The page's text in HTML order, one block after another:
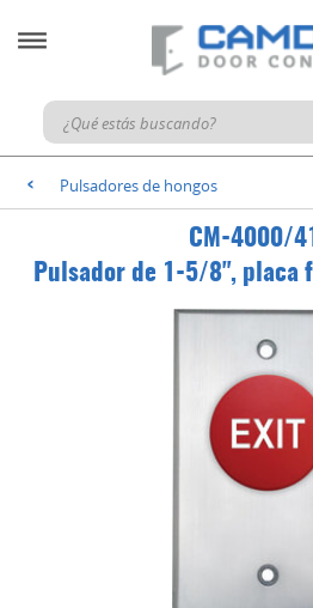
< Pulsadores de hongos
CM-4000/
Pulsador de 1-5/8", placa